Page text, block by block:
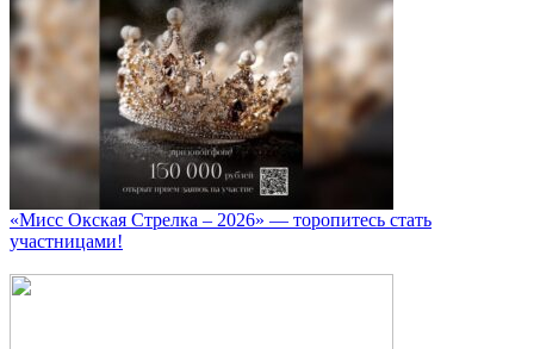
«Мисс Окская Стрелка – 2026» — торопитесь стать
участницами!